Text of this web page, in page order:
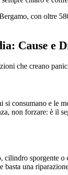
con oltre
Cause e
che creano
consumano e
non forzare: è il
una